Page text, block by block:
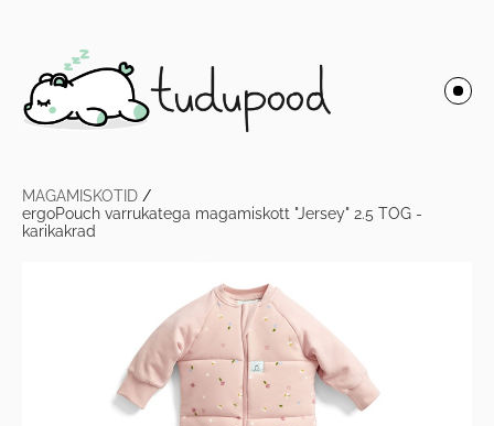
MAGAMISKOTID /
ergoPouch varrukatega magamiskott "Jersey" 2.5 TOG -
karikakrad